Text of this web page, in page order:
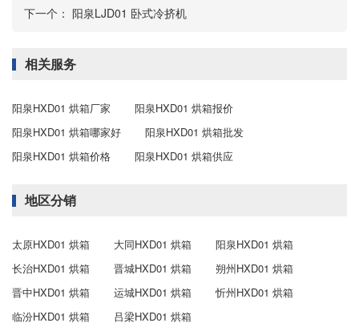
下一个： 阳泉LJD01 卧式冷挤机
相关服务
阳泉HXD01 烘箱厂家
阳泉HXD01 烘箱报价
阳泉HXD01 烘箱哪家好
阳泉HXD01 烘箱批发
阳泉HXD01 烘箱价格
阳泉HXD01 烘箱供应
地区分销
太原HXD01 烘箱 大同HXD01 烘箱
阳泉HXD01 烘箱
长治HXD01 烘箱
晋城HXD01 烘箱
朔州HXD01 烘箱
晋中HXD01 烘箱
运城HXD01 烘箱
忻州HXD01 烘箱
临汾HXD01 烘箱
吕梁HXD01 烘箱